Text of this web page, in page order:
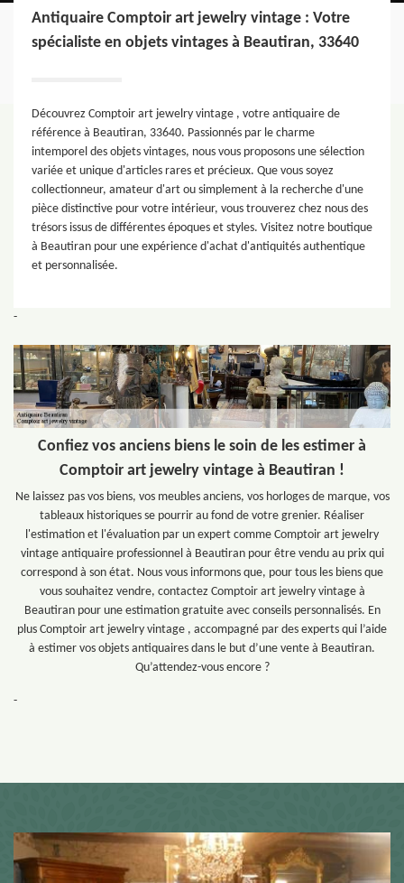
Antiquaire Comptoir art jewelry vintage : Votre
spécialiste en objets vintages à Beautiran, 33640
Découvrez Comptoir art jewelry vintage , votre antiquaire de
référence à Beautiran, 33640. Passionnés par le charme
intemporel des objets vintages, nous vous proposons une sélection
variée et unique d'articles rares et précieux. Que vous soyez
collectionneur, amateur d'art ou simplement à la recherche d'une
pièce distinctive pour votre intérieur, vous trouverez chez nous des
trésors issus de différentes époques et styles. Visitez notre boutique
à Beautiran pour une expérience d'achat d'antiquités authentique
et personnalisée.
-
Confiez vos anciens biens le soin de les estimer à
Comptoir art jewelry vintage à Beautiran !
Ne laissez pas vos biens, vos meubles anciens, vos horloges de marque, vos
tableaux historiques se pourrir au fond de votre grenier. Réaliser
l'estimation et l'évaluation par un expert comme Comptoir art jewelry
vintage antiquaire professionnel à Beautiran pour être vendu au prix qui
correspond à son état. Nous vous informons que, pour tous les biens que
vous souhaitez vendre, contactez Comptoir art jewelry vintage à
Beautiran pour une estimation gratuite avec conseils personnalisés. En
plus Comptoir art jewelry vintage , accompagné par des experts qui l’aide
à estimer vos objets antiquaires dans le but d’une vente à Beautiran.
Qu’attendez-vous encore ?
-